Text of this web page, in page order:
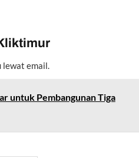
lewat email.
untuk Pembangunan Tiga